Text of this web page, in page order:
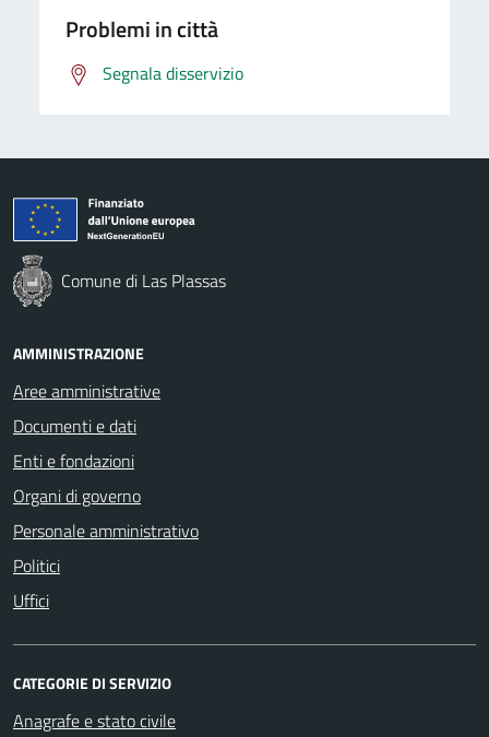
Problemi in città
Segnala disservizio
Comune di Las Plassas
AMMINISTRAZIONE
Aree amministrative
Documenti e dati
Enti e fondazioni
Organi di governo
Personale amministrativo
Politici
Uffici
CATEGORIE DI SERVIZIO
Anagrafe e stato civile